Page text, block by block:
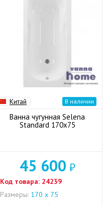
Китай В наличии
Ванна чугунная Selena
Standard 170x75
45 600 ₽
Код товара: 24239
Размеры: 170 х 75